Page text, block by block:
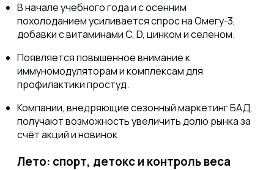
В начале учебного года и с осенним
похолоданием усиливается спрос на Омегу-3,
добавки с витаминами C, D, цинком и селеном.
Появляется повышенное внимание к
иммуномодуляторам и комплексам для
профилактики простуд.
Компании, внедряющие сезонный маркетинг БАД,
получают возможность увеличить долю рынка за
счёт акций и новинок.
Лето: спорт, детокс и контроль веса